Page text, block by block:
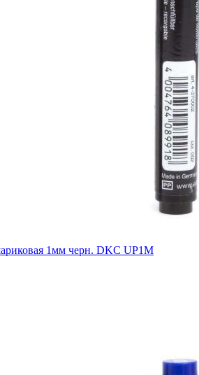
1мм черн. DKC UP1M